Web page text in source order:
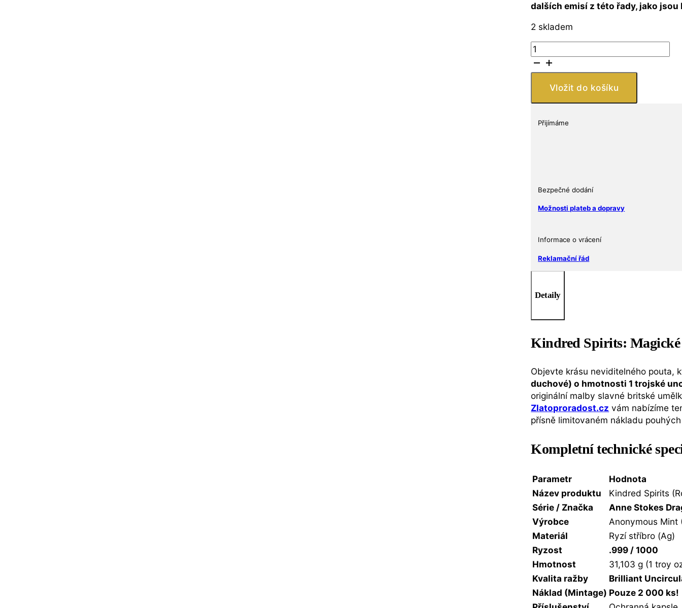
dalších emisí z této řady, jako jsou
2 skladem
Stříbrná
mince
Kindred
Spirits
Anne
000
Vložit do košíku
Přijímáme
Bezpečné dodání
Možnosti plateb a dopravy
Informace o vrácení
Reklamační řád
Detaily
Kindred Spirits: Magické
Objevte krásu neviditelného
duchové) o hmotnosti 1 trojské
originální malby slavné britské
Zlatoproradost.cz vám nabízíme
přísně limitovaném nákladu
Kompletní technické
Parametr
Hodnota
Název produktu
Kindred Spirits
Série / Značka
Anne Stokes
Výrobce
Anonymous Mint
Materiál
Ryzí stříbro (Ag)
Ryzost
.999 / 1000
Hmotnost
31,103 g (1 troy
Kvalita ražby
Brilliant
Náklad (Mintage) Pouze 2 000 ks!